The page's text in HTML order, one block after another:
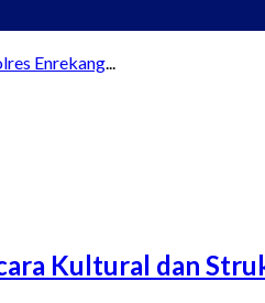
Enrekang...
Kultural dan